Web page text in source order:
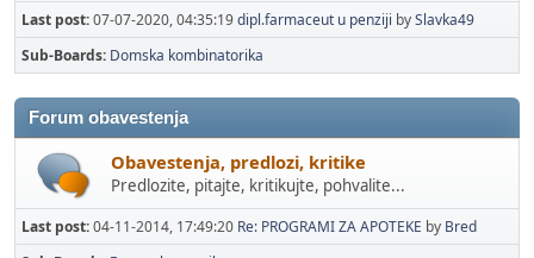
Last post:07-07-2020, 04:35:19dipl.farmaceut u penziji bySlavka49
Sub-Boards Domska kombinatorika
Forum obavestenja
Obavestenja, predlozi, kritike
Predlozite, pitajte, kritikujte, pohvalite...
Last post:04-11-2014, 17:49:20 Re: PROGRAMI ZA APOTEKE by Bred